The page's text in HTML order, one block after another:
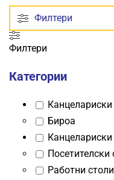
За Нас
Продавница
E-Каталог
Контакт
Филтери
Филтери
Категории
Бироа
Посетителски
Работни